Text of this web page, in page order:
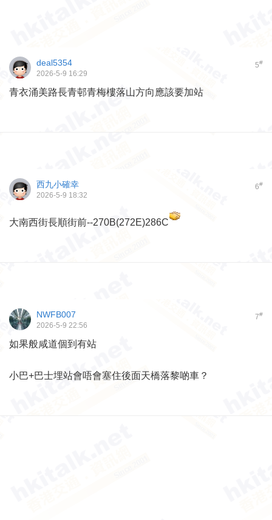
5#
deal5354
2026-5-9 16:29
青衣涌美路長青邨青梅樓落山方向應該要加站
6#
西九小確幸
2026-5-9 18:32
大南西街長順街前--270B(272E)286C
7#
NWFB007
2026-5-9 22:56
如果般咸道個到有站
小巴+巴士埋站會唔會塞住後面天橋落黎啲車？